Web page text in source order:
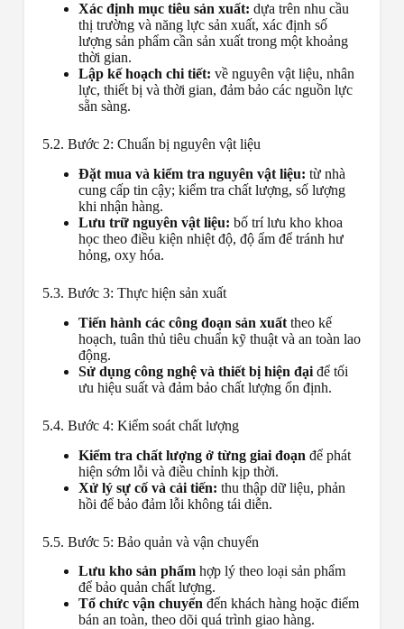
Xác định mục tiêu sản xuất: dựa trên nhu cầu
thị trường và năng lực sản xuất, xác định số
lượng sản phẩm cần sản xuất trong một khoảng
thời gian.
Lập kế hoạch chi tiết: về nguyên vật liệu, nhân
lực, thiết bị và thời gian, đảm bảo các nguồn lực
sẵn sàng.
5.2. Bước 2: Chuẩn bị nguyên vật liệu
Đặt mua và kiểm tra nguyên vật liệu: từ nhà
cung cấp tin cậy; kiểm tra chất lượng, số lượng
khi nhận hàng.
Lưu trữ nguyên vật liệu: bố trí lưu kho khoa
học theo điều kiện nhiệt độ, độ ẩm để tránh hư
hỏng, oxy hóa.
5.3. Bước 3: Thực hiện sản xuất
Tiến hành các công đoạn sản xuấttheo kế
hoạch, tuân thủ tiêu chuẩn kỹ thuật và an toàn lao
động.
Sử dụng công nghệ và thiết bị hiện đạiđể tối
ưu hiệu suất và đảm bảo chất lượng ổn định.
5.4. Bước 4: Kiểm soát chất lượng
Kiểm tra chất lượng ở từng giai đoạn để phát
hiện sớm lỗi và điều chỉnh kịp thời.
Xử lý sự cố và cải tiến: thu thập dữ liệu, phản
hồi để bảo đảm lỗi không tái diễn.
5.5. Bước 5: Bảo quản và vận chuyển
Lưu kho sản phẩmhợp lý theo loại sản phẩm
để bảo quản chất lượng.
Tổ chức vận chuyển đến khách hàng hoặc điểm
bán an toàn, theo dõi quá trình giao hàng.